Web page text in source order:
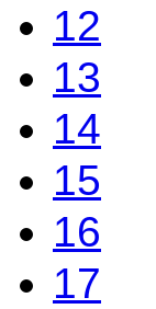
12
13
14
15
16
17